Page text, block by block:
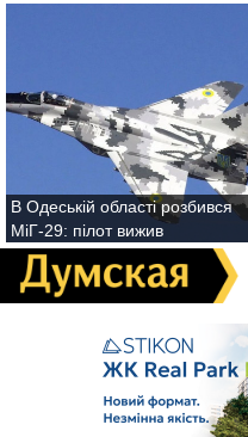
В Одеській області розбився
МіГ-29: пілот вижив